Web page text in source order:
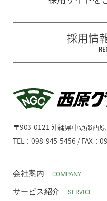
採用情
〒903-0121 沖縄県中頭郡西
TEL：098-945-5456 / FAX：
会社案内 COMPANY
サービス紹介 SERVICE